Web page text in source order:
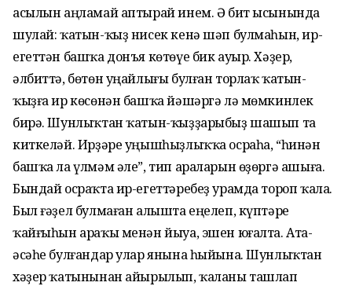
асылын аңламай аптырай инем. Ә бит ысынында
шулай: ҡатын-ҡыҙ нисек кенә шәп булмаһын, ир-
егеттән башҡа донъя көтөүе бик ауыр. Хәҙер,
әлбиттә, бөтөн уңайлығы булған торлаҡ ҡатын-
ҡыҙға ир көсөнән башҡа йәшәргә лә мөмкинлек
бирә. Шунлыҡтан ҡатын-ҡыҙҙарыбыҙ шашып та
киткеләй. Ирҙәре уңышһыҙлыҡҡа осраһа, “һинән
башҡа ла үлмәм әле”, тип араларын өҙөргә ашыға.
Бындай осраҡта ир-егеттәребеҙ урамда тороп ҡала.
Был ғәҙел булмаған алышта еңелеп, күптәре
ҡайғыһын араҡы менән йыуа, эшен юғалта. Ата-
әсәһе булғандар улар янына һыйына. Шунлыҡтан
хәҙер ҡатынынан айырылып, ҡаланы ташлап